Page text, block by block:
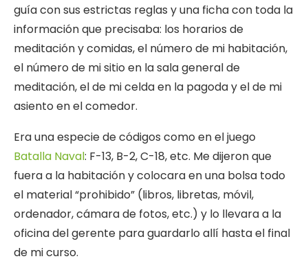
guía con sus estrictas reglas y una ficha con toda la
información que precisaba: los horarios de
meditación y comidas, el número de mi habitación,
el número de mi sitio en la sala general de
meditación, el de mi celda en la pagoda y el de mi
asiento en el comedor.
Era una especie de códigos como en el juego
Batalla Naval: F-13, B-2, C-18, etc. Me dijeron que
fuera a la habitación y colocara en una bolsa todo
el material “prohibido” (libros, libretas, móvil,
ordenador, cámara de fotos, etc.) y lo llevara a la
oficina del gerente para guardarlo allí hasta el final
de mi curso.